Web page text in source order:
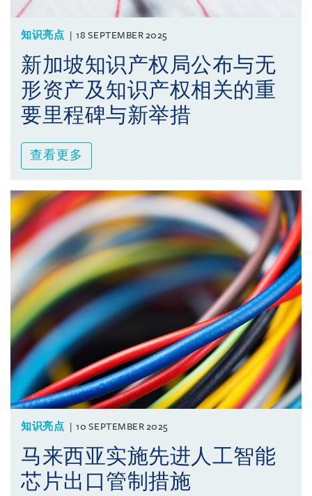
知识亮点 18 SEPTEMBER 2025
新加坡知识产权局公布与无
形资产及知识产权相关的重
要里程碑与新举措
查看更多
知识亮点 10 SEPTEMBER 2025
马来西亚实施先进人工智能
芯片出口管制措施